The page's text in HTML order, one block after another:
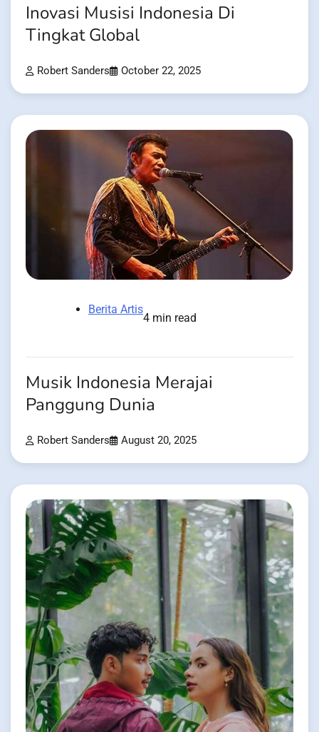
Inovasi Musisi Indonesia Di
Tingkat Global
Robert Sanders October 22, 2025
Berita Artis
4 min read
Musik Indonesia Merajai
Panggung Dunia
Robert Sanders August 20, 2025